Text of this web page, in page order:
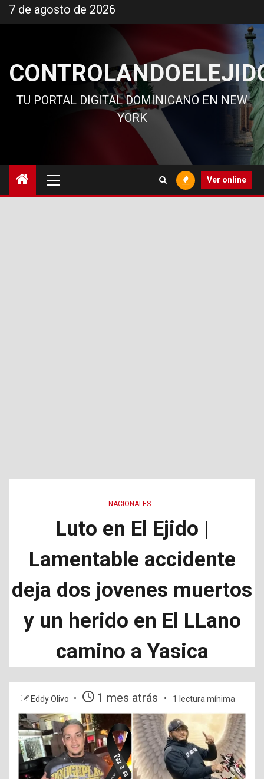
al
7 de agosto de 2026
TU PORTAL DIGITAL DOMINICANO EN NEW
YORK
principal
Ver online
NACIONALES
Luto en El Ejido |
Lamentable accidente
deja dos jovenes muertos
y un herido en El LLano
camino a Yasica
Eddy Olivo 1 mes atrás 1 lectura mínima